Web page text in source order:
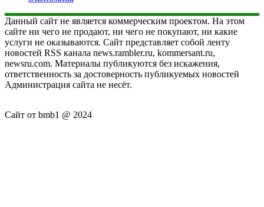
Данный сайт не является коммерческим проектом. На этом
сайте ни чего не продают, ни чего не покупают, ни какие
услуги не оказываются. Сайт представляет собой ленту
новостей RSS канала news.rambler.ru, kommersant.ru,
newsru.com. Материалы публикуются без искажения,
ответственность за достоверность публикуемых новостей
Администрация сайта не несёт.
Сайт от bmb1 @ 2024